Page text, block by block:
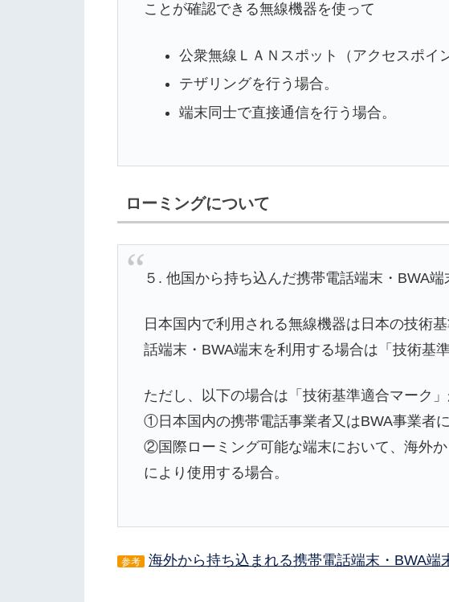
ことが確認できる無線機器を使って
公衆無線ＬＡＮスポット（アクセスポイ
テザリングを行う場合。
端末同士で直接通信を行う場合。
ローミングについて
５. 他国から持ち込んだ携帯電話端末・BWA
日本国内で利用される無線機器は日本の技術
話端末・BWA端末を利用する場合は「技術基
ただし、以下の場合は「技術基準適合マーク
①日本国内の携帯電話事業者又はBWA事業者
②国際ローミング可能な端末において、海外
により使用する場合。
参考 海外から持ち込まれる携帯電話端末・BWA端